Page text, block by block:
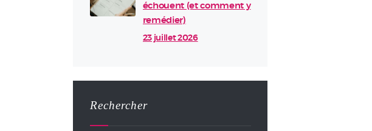
échouent (et comment y
remédier)
23 juillet 2026
Rechercher